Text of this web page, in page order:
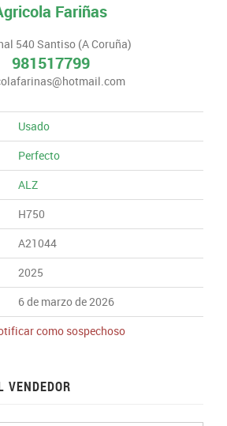
Fariñas
540 Santiso (A Coruña)
981517799
Usado
Perfecto
ALZ
H750
A21044
2025
6 de marzo de 2026
como sospechoso
VENDEDOR